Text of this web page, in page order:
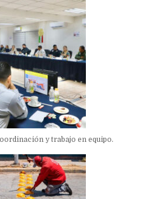
y trabajo en equipo.